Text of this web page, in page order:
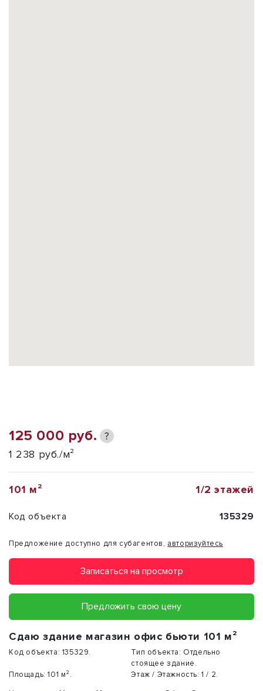
125 000 руб. ?
1 238 руб./м²
101 м² 1/2 этажей
Код объекта 135329
Предложение доступно для субагентов, авторизуйтесь
Записаться на просмотр
Предложить свою цену
Сдаю здание магазин офис бьюти 101 м²
Код объекта: 135329. Тип объекта: Отдельно
стоящее здание.
Площадь: 101 м². Этаж / Этажность: 1 / 2.